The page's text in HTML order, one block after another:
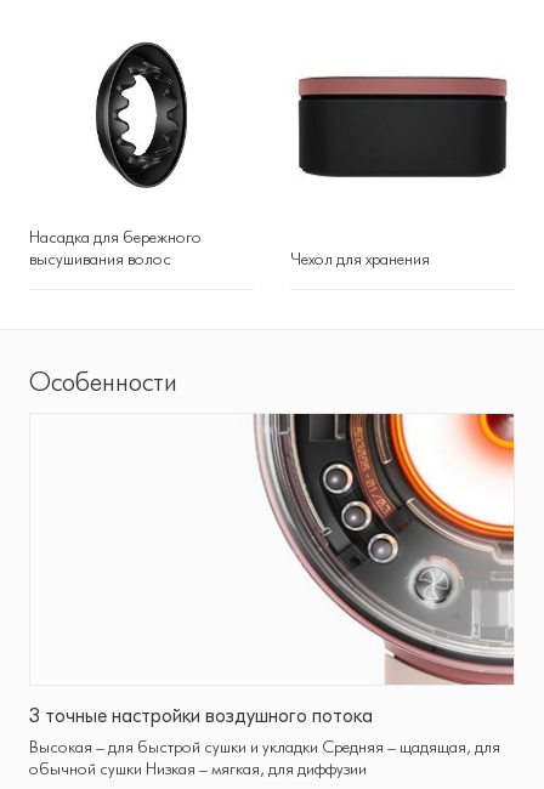
Насадка для бережного
высушивания волос
Чехол для хранения
Особенности
3 точные настройки воздушного потока
Высокая – для быстрой сушки и укладки Средняя – щадящая, для
обычной сушки Низкая – мягкая, для диффузии